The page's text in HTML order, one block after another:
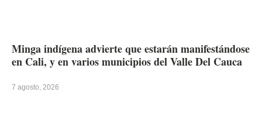
Minga indígena advierte que estarán manifestándose
en Cali, y en varios municipios del Valle Del Cauca
7 agosto, 2026